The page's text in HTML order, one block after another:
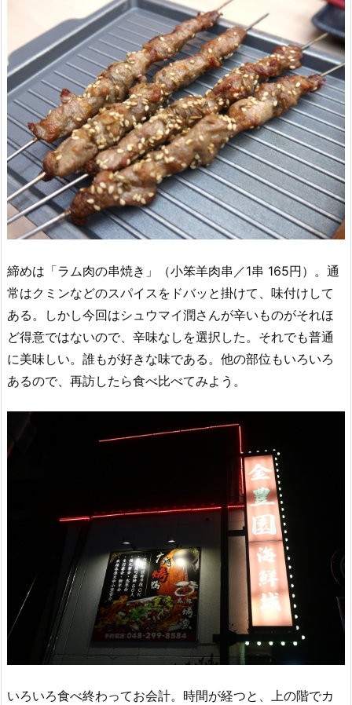
締めは「ラム肉の串焼き」（小笨羊肉串／1串 165円）。通
常はクミンなどのスパイスをドバッと掛けて、味付けして
ある。しかし今回はシュウマイ潤さんが辛いものがそれほ
ど得意ではないので、辛味なしを選択した。それでも普通
に美味しい。誰もが好きな味である。他の部位もいろいろ
あるので、再訪したら食べ比べてみよう。
いろいろ食べ終わってお会計。時間が経つと、上の階でカ